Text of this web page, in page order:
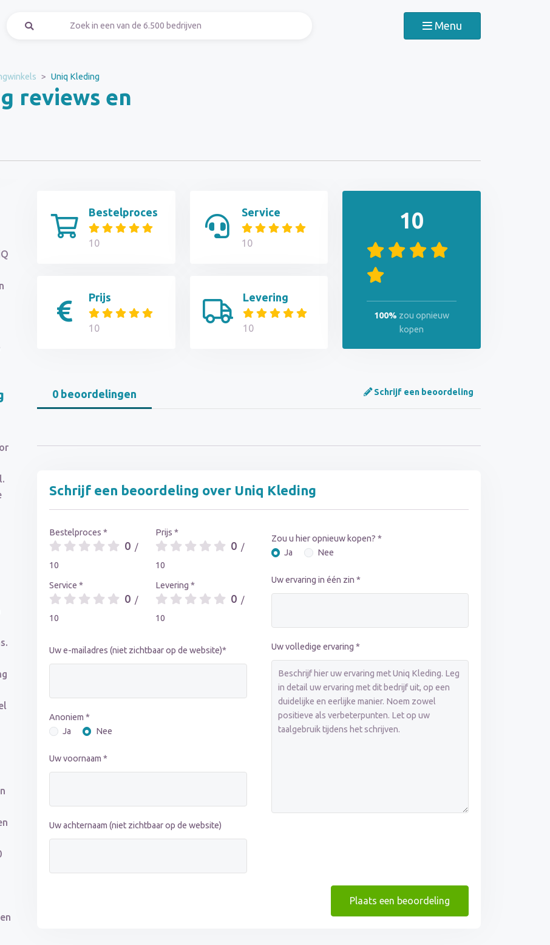
Menu
Uniq Kleding
reviews en
Bestelproces
10
Prijs
10
Service
10
Levering
10
10
100% zou opnieuw
kopen
0 beoordelingen Schrijf een beoordeling
Schrijf een beoordeling over Uniq Kleding
Bestelproces *
0 /
10
Service *
0 /
10
Prijs *
0 /
10
Levering *
0 /
10
Uw e-mailadres (niet zichtbaar op de website)*
Anoniem *
Ja
Nee
Uw voornaam *
Uw achternaam (niet zichtbaar op de website)
Zou u hier opnieuw kopen? *
Ja
Nee
Uw ervaring in één zin *
Uw volledige ervaring *
Plaats een beoordeling